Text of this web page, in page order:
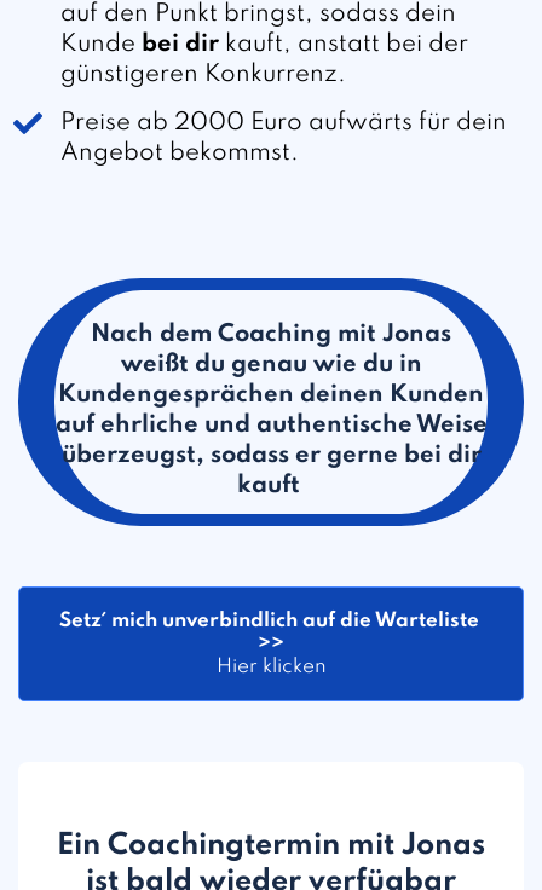
auf den Punkt bringst, sodass dein
Kunde bei dir kauft, anstatt bei der
günstigeren Konkurrenz.
Preise ab 2000 Euro aufwärts für dein
Angebot bekommst.
Nach dem Coaching mit Jonas
weißt du genau wie du in
Kundengesprächen deinen Kunden
auf ehrliche und authentische Weise
überzeugst, sodass er gerne bei dir
kauft
Setz´ mich unverbindlich auf die Warteliste
>>
Hier klicken
Ein Coachingtermin mit Jonas
ist bald wieder verfügbar